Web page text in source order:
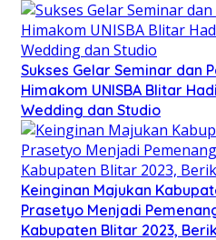
Sukses Gelar Seminar dan
Himakom UNISBA Blitar
Wedding dan Studio
Keinginan Majukan
Prasetyo Menjadi
Kabupaten Blitar 2023,